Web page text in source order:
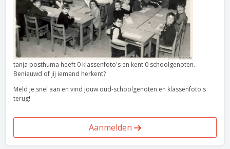
tanja posthuma heeft 0 klassenfoto's en kent 0 schoolgenoten.
Benieuwd of jij iemand herkent?
Meld je snel aan en vind jouw oud-schoolgenoten en klassenfoto's
terug!
Aanmelden